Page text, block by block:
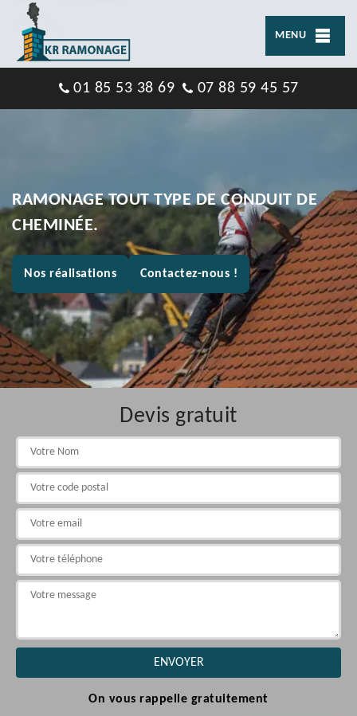
MENU
01 85 53 38 69 07 88 59 45 57
RAMONAGE TOUT TYPE DE CONDUIT DE
CHEMINÉE.
Nos réalisations Contactez-nous !
Devis gratuit
On vous rappelle gratuitement